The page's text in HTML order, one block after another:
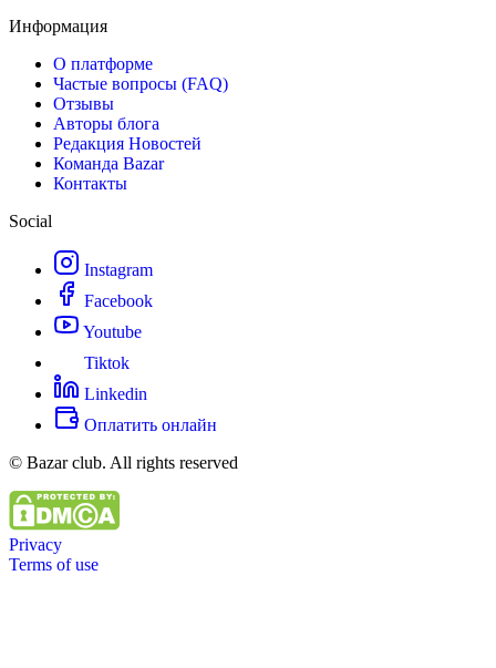
Информация
О платформе
Частые вопросы (FAQ)
Отзывы
Авторы блога
Редакция Новостей
Команда Bazar
Контакты
Social
Instagram
Facebook
Youtube
Tiktok
Linkedin
Оплатить онлайн
© Bazar club. All rights reserved
Privacy
Terms of use